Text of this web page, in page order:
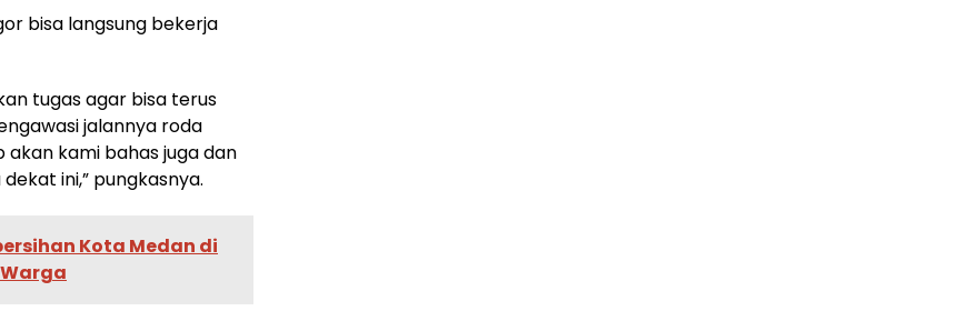
bisa langsung bekerja
tugas agar bisa terus
jalannya roda
akan kami bahas juga dan
ini,” pungkasnya.
Kota Medan di